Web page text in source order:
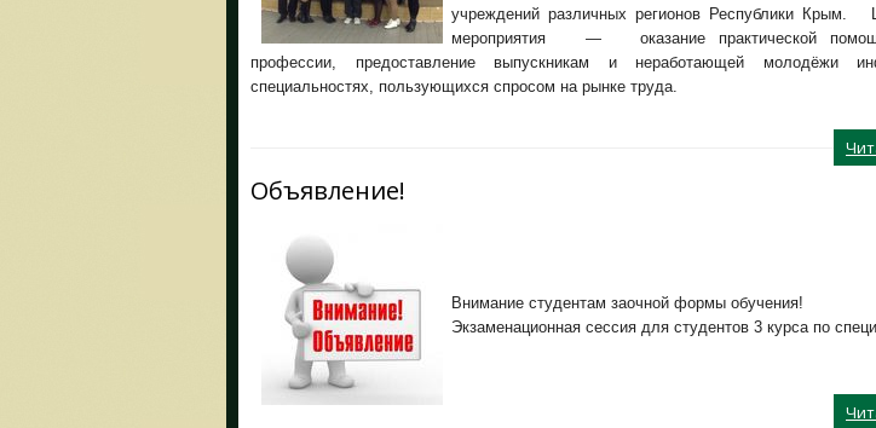
учреждений различных регионов Республики Крым.
мероприятия — оказание практической
профессии, предоставление выпускникам и неработающей молодёжи
специальностях, пользующихся спросом на рынке труда.
Объявление!
Внимание студентам заочной формы обучения!
Экзаменационная сессия для студентов 3 курса по